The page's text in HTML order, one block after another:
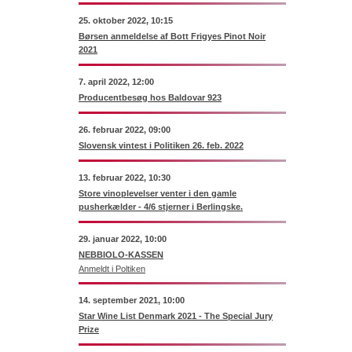
25. oktober 2022, 10:15
Børsen anmeldelse af Bott Frigyes Pinot Noir
2021
7. april 2022, 12:00
Producentbesøg hos Baldovar 923
26. februar 2022, 09:00
Slovensk vintest i Politiken 26. feb. 2022
13. februar 2022, 10:30
Store vinoplevelser venter i den gamle
pusherkælder - 4/6 stjerner i Berlingske.
29. januar 2022, 10:00
NEBBIOLO-KASSEN
Anmeldt i Poltiken
14. september 2021, 10:00
Star Wine List Denmark 2021 - The Special Jury
Prize